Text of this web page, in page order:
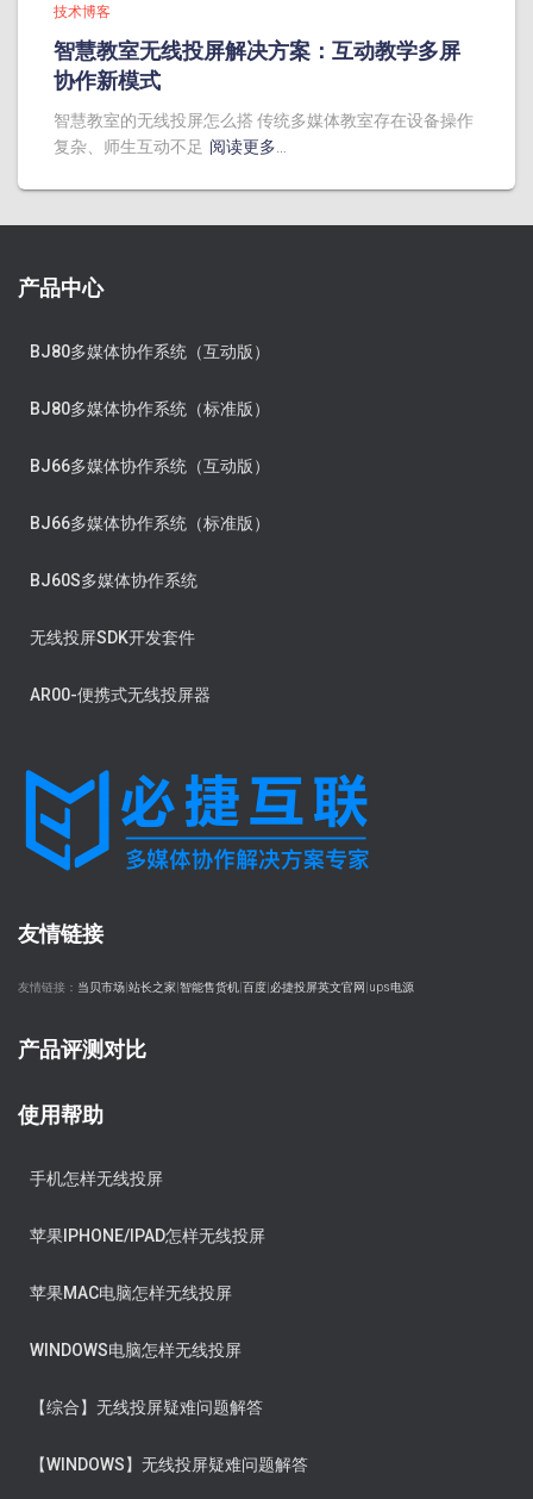
技术博客
智慧教室无线投屏解决方案：互动教学多屏
协作新模式
智慧教室的无线投屏怎么搭 传统多媒体教室存在设备操作
复杂、师生互动不足 阅读更多…
产品中心
BJ80多媒体协作系统（互动版）
BJ80多媒体协作系统（标准版）
BJ66多媒体协作系统（互动版）
BJ66多媒体协作系统（标准版）
BJ60S多媒体协作系统
无线投屏SDK开发套件
AR00-便携式无线投屏器
友情链接
友情链接： 当贝市场 站长之家 智能售货机 百度 必捷投屏英文官网 ups电源
产品评测对比
使用帮助
手机怎样无线投屏
苹果IPHONE/IPAD怎样无线投屏
苹果MAC电脑怎样无线投屏
WINDOWS电脑怎样无线投屏
【综合】无线投屏疑难问题解答
【WINDOWS】无线投屏疑难问题解答